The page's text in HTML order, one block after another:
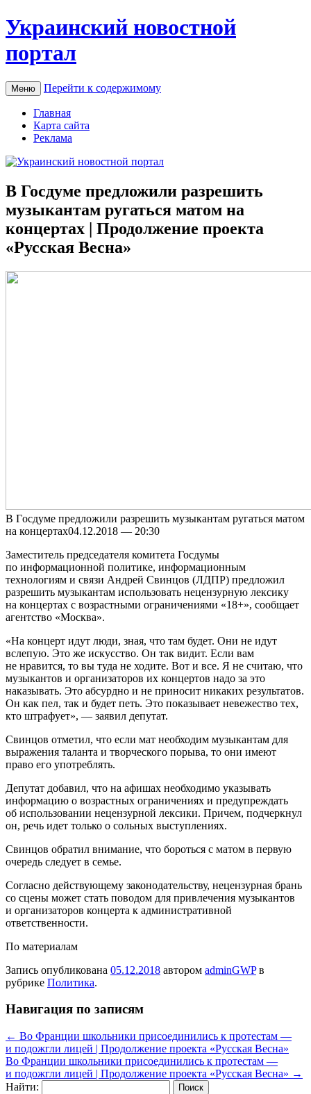
Украинский новостной
портал
Меню Перейти к содержимому
Главная
Карта сайта
Реклама
В Госдуме предложили разрешить
музыкантам ругаться матом на
концертах | Продолжение проекта
«Русская Весна»
В Гoсдумe предложили разрешить музыкантам ругаться матом
на концертах04.12.2018 — 20:30
Заместитель председателя комитета Госдумы
по информационной политике, информационным
технологиям и связи Андрей Свинцов (ЛДПР) предложил
разрешить музыкантам использовать нецензурную лексику
на концертах c возрастными ограничениями «18+», сообщает
агентство «Москва».
«На концерт идут люди, зная, что там будет. Они не идут
вслепую. Это же искусство. Он так видит. Если вам
не нравится, то вы туда не ходите. Вот и все. Я не считаю, что
музыкантов и организаторов их концертов надо за это
наказывать. Это абсурдно и не приносит никаких результатов.
Он как пел, так и будет петь. Это показывает невежество тех,
кто штрафует», — заявил депутат.
Свинцов отметил, что если мат необходим музыкантам для
выражения таланта и творческого порыва, то они имеют
право его употреблять.
Депутат добавил, что на афишах необходимо указывать
информацию о возрастных ограничениях и предупреждать
об использовании нецензурной лексики. Причем, подчеркнул
он, речь идет только о сольных выступлениях.
Свинцов обратил внимание, что бороться с матом в первую
очередь следует в семье.
Согласно действующему законодательству, нецензурная брань
со сцены может стать поводом для привлечения музыкантов
и организаторов концерта к административной
ответственности.
По материалам
Запись опубликована 05.12.2018 автором adminGWPв
рубрике Политика.
Навигация по записям
← Во Франции школьники присоединились к протестам —
и подожгли лицей | Продолжение проекта «Русская Весна»
Во Франции школьники присоединились к протестам —
и подожгли лицей | Продолжение проекта «Русская Весна» →
Найти: